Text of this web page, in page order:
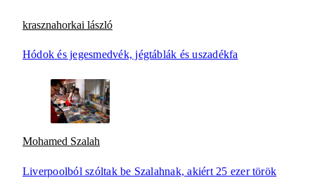
krasznahorkai lászló
Hódok és jegesmedvék, jégtáblák és uszadékfa
Mohamed Szalah
Liverpoolból szóltak be Szalahnak, akiért 25 ezer török